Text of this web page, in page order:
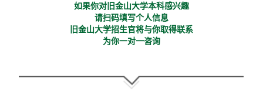
如果你对旧金山大学本科感兴趣
请扫码填写个人信息
旧金山大学招生官将与你取得联系
为你一对一咨询